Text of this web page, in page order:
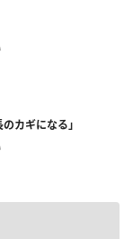
カギになる」